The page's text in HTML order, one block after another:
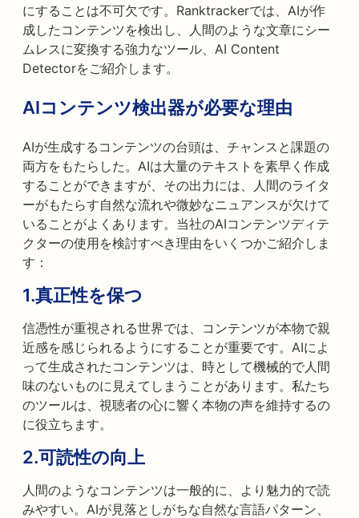
にすることは不可欠です。Ranktrackerでは、AIが作
成したコンテンツを検出し、人間のような文章にシー
ムレスに変換する強力なツール、AI Content
Detectorをご紹介します。
AIコンテンツ検出器が必要な理由
AIが生成するコンテンツの台頭は、チャンスと課題の
両方をもたらした。AIは大量のテキストを素早く作成
することができますが、その出力には、人間のライタ
ーがもたらす自然な流れや微妙なニュアンスが欠けて
いることがよくあります。当社のAIコンテンツディテ
クターの使用を検討すべき理由をいくつかご紹介しま
す：
1.真正性を保つ
信憑性が重視される世界では、コンテンツが本物で親
近感を感じられるようにすることが重要です。AIによ
って生成されたコンテンツは、時として機械的で人間
味のないものに見えてしまうことがあります。私たち
のツールは、視聴者の心に響く本物の声を維持するの
に役立ちます。
2.可読性の向上
人間のようなコンテンツは一般的に、より魅力的で読
みやすい。AIが見落としがちな自然な言語パターン、